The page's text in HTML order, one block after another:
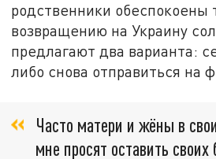
родственники обеспокоены
возвращению на Украину
предлагают два варианта:
либо снова отправиться на
Часто матери и жёны в
мне просят оставить своих